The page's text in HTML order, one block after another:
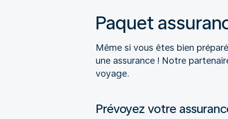
Paquet
Même si vous êtes bien
une assurance ! Notre
voyage.
Prévoyez votre